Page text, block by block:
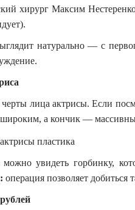
хирург Максим
натурально — с
лица актрисы. Если
широким, а кончик —
увидеть горбинку,
операция позволяет добиться